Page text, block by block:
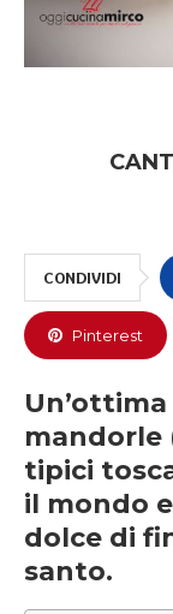
CONDIVIDI
Pinterest
mandorle
tipici
il mondo
dolce di
santo.